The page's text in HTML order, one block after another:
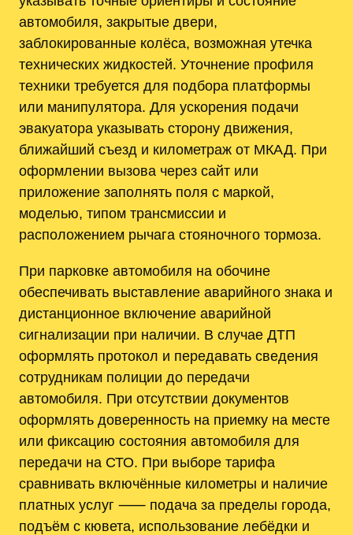
автомобиля, закрытые двери,
заблокированные колёса, возможная утечка
технических жидкостей. Уточнение профиля
техники требуется для подбора платформы
или манипулятора. Для ускорения подачи
эвакуатора указывать сторону движения,
ближайший съезд и километраж от МКАД. При
оформлении вызова через сайт или
приложение заполнять поля с маркой,
моделью, типом трансмиссии и
расположением рычага стояночного тормоза.
При парковке автомобиля на обочине
обеспечивать выставление аварийного знака и
дистанционное включение аварийной
сигнализации при наличии. В случае ДТП
оформлять протокол и передавать сведения
сотрудникам полиции до передачи
автомобиля. При отсутствии документов
оформлять доверенность на приемку на месте
или фиксацию состояния автомобиля для
передачи на СТО. При выборе тарифа
сравнивать включённые километры и наличие
платных услуг ⸺ подача за пределы города,
подъём с кювета, использование лебёдки и